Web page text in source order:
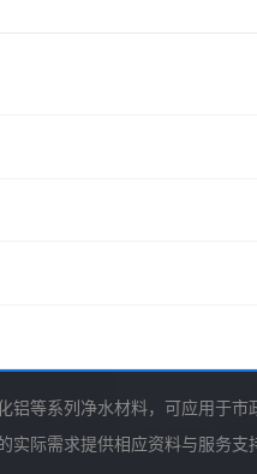
等系列净水材料，可应用于
际需求提供相应资料与服务支